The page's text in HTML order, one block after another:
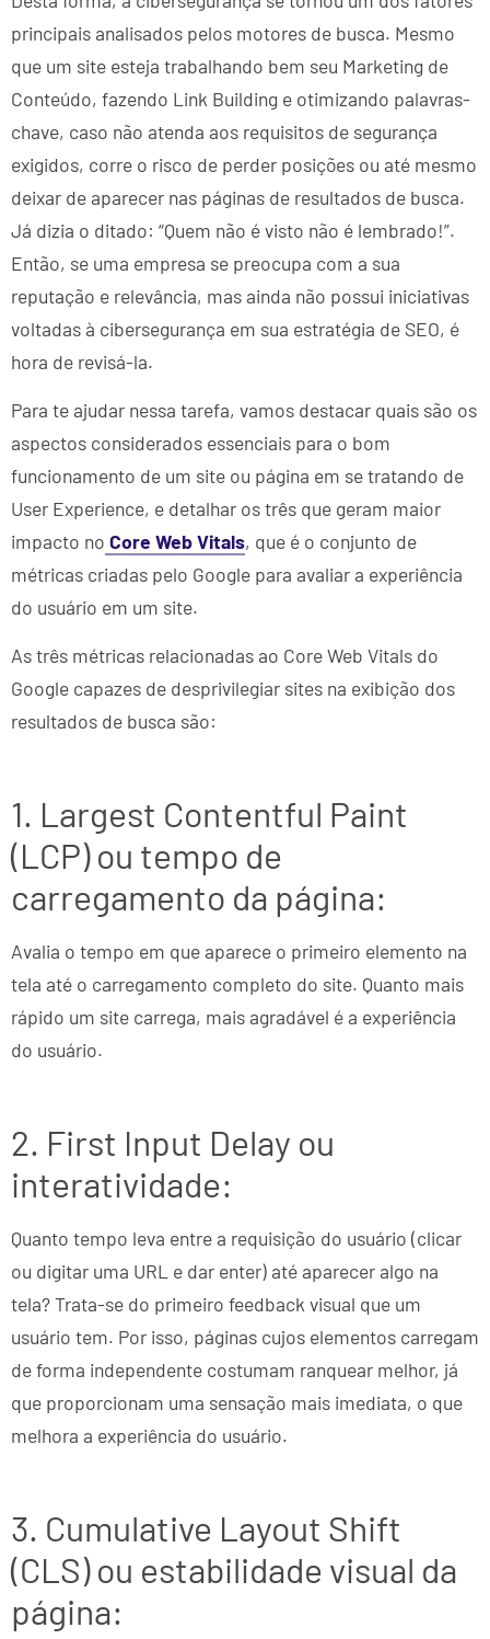
principais analisados pelos motores de busca. Mesmo
que um site esteja trabalhando bem seu Marketing de
Conteúdo, fazendo Link Building e otimizando palavras-
chave, caso não atenda aos requisitos de segurança
exigidos, corre o risco de perder posições ou até mesmo
deixar de aparecer nas páginas de resultados de busca.
Já dizia o ditado: “Quem não é visto não é lembrado!”.
Então, se uma empresa se preocupa com a sua
reputação e relevância, mas ainda não possui iniciativas
voltadas à cibersegurança em sua estratégia de SEO, é
hora de revisá-la.
Para te ajudar nessa tarefa, vamos destacar quais são os
aspectos considerados essenciais para o bom
funcionamento de um site ou página em se tratando de
User Experience, e detalhar os três que geram maior
impacto no Core Web Vitals, que é o conjunto de
métricas criadas pelo Google para avaliar a experiência
do usuário em um site.
As três métricas relacionadas ao Core Web Vitals do
Google capazes de desprivilegiar sites na exibição dos
resultados de busca são:
1. Largest Contentful Paint
(LCP) ou tempo de
carregamento da página:
Avalia o tempo em que aparece o primeiro elemento na
tela até o carregamento completo do site. Quanto mais
rápido um site carrega, mais agradável é a experiência
do usuário.
2. First Input Delay ou
interatividade:
Quanto tempo leva entre a requisição do usuário (clicar
ou digitar uma URL e dar enter) até aparecer algo na
tela? Trata-se do primeiro feedback visual que um
usuário tem. Por isso, páginas cujos elementos carregam
de forma independente costumam ranquear melhor, já
que proporcionam uma sensação mais imediata, o que
melhora a experiência do usuário.
3. Cumulative Layout Shift
(CLS) ou estabilidade visual da
página: